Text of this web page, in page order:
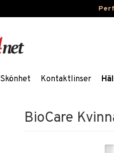
Skönhet Kontaktlinser
BioCare